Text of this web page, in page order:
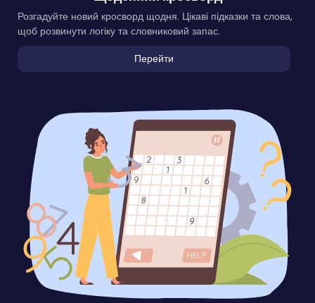
Розгадуйте новий кросворд щодня. Цікаві підказки та слова,
щоб розвинути логіку та словниковий запас.
Перейти